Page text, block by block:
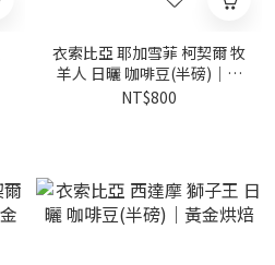
衣索比亞 耶加雪菲 柯契爾 牧
羊人 日曬 咖啡豆(半磅)｜黃
金烘焙
NT$800